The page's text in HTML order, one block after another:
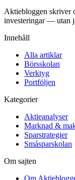
Aktiebloggen skriver
investeringar — utan
Innehåll
Alla artiklar
Börsskolan
Verktyg
Portföljen
Kategorier
Aktieanalyser
Marknad &
Sparstrategier
Småsparskolan
Om sajten
Om